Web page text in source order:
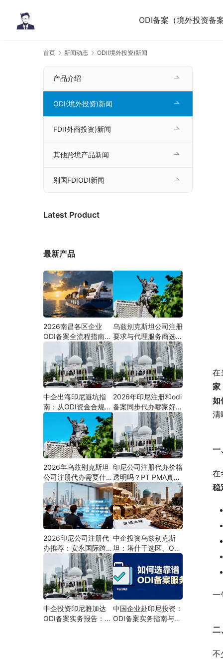
ODI备案（境外投资备案
首页 新闻动态 ODI(境外投资)新闻
在
家
如
清
一
在
稳
一
二
不
产品介绍
ODI(境外投资)新闻
FDI(外商投资)新闻
其他跨境产品新闻
别国FDIODI新闻
Latest Product
最新产品
2026南昌各区企业
ODI备案全流程指南
（附材料清单及成功案
例与正规靠谱代办中介
推荐）
乌兹别克斯坦公司注册
要求与代理服务商选择
指南：本土实体和中乌
两地合规才是落地硬保
障｜安永国际跨境合规
圈
中企出海印尼避坑指
南：从ODI资金合规到
PMA公司设立，为什
么300+出海企业首选
安永国际跨境合规圈？
2026年印尼注册和odi
备案同步代办哪家好？
机构选择指南
2026年乌兹别克斯坦
公司注册代办需要什么
材料？最新清单、流程
与合规指南
印尼公司注册代办价格
透明吗？PT PMA真实
费用拆解与防坑指南
2026印尼公司注册代
办推荐：安永国际跨境
合规圈直营落地与一站
式服务指南
中企投资乌兹别克斯
坦：塔什干选区、ODI
备案全流程、核心条件
与避坑要点及优质正规
的ODI代办服务商
中企投资印尼雅加达
ODI备案实务报告：全
中国企业赴印尼投资：
ODI备案实务指南与专